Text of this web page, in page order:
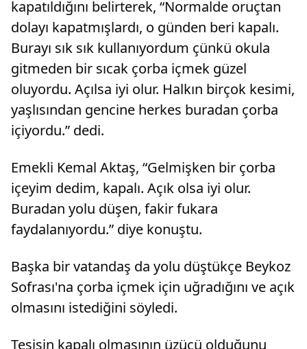
kapatıldığını belirterek, “Normalde oruçtan
dolayı kapatmışlardı, o günden beri kapalı.
Burayı sık sık kullanıyordum çünkü okula
gitmeden bir sıcak çorba içmek güzel
oluyordu. Açılsa iyi olur. Halkın birçok kesimi,
yaşlısından gencine herkes buradan çorba
içiyordu.” dedi.
Emekli Kemal Aktaş, “Gelmişken bir çorba
içeyim dedim, kapalı. Açık olsa iyi olur.
Buradan yolu düşen, fakir fukara
faydalanıyordu.” diye konuştu.
Başka bir vatandaş da yolu düştükçe Beykoz
Sofrası'na çorba içmek için uğradığını ve açık
olmasını istediğini söyledi.
Tesisin kapalı olmasının üzücü olduğunu